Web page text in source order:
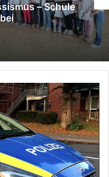
in den Kitas: